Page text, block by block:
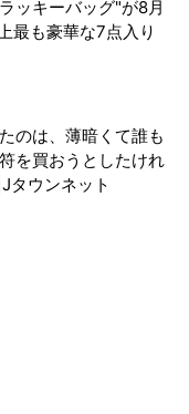
ッキーバッグ"が8月
最も豪華な7点入り
のは、薄暗くて誰も
を買おうとしたけれ
タウンネット